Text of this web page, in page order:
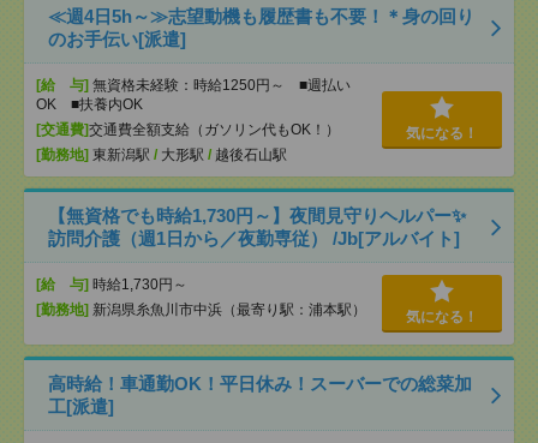
≪週4日5h～≫志望動機も履歴書も不要！＊身の回り
のお手伝い[派遣]
[給 与] 無資格未経験：時給1250円～ ■週払い
OK ■扶養内OK
[交通費]交通費全額支給（ガソリン代もOK！）
[勤務地] 東新潟駅 / 大形駅 / 越後石山駅
気になる！
【無資格でも時給1,730円～】夜間見守りヘルパー✨
訪問介護（週1日から／夜勤専従） /Jb[アルバイト]
[給 与] 時給1,730円～
[勤務地] 新潟県糸魚川市中浜（最寄り駅：浦本駅） 気になる！
高時給！車通勤OK！平日休み！スーバーでの総菜加
工[派遣]